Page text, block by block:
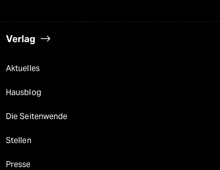
Verlag
Aktuelles
Hausblog
Die Seitenwende
Stellen
Presse